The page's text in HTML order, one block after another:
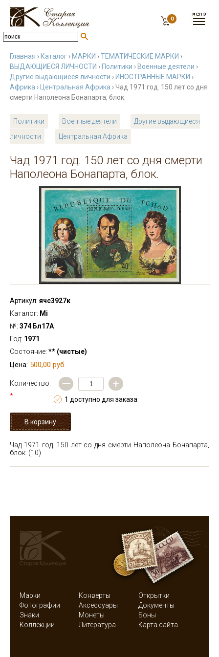
0
Главная › Каталог › МАРКИ ›ТЕМАТИЧЕСКИЕ МАРКИ ›
ВЫДАЮЩИЕСЯ ЛИЧНОСТИ › Политики › Военные деятели ›
Другие выдающиеся личности › ИНОСТРАННЫЕ МАРКИ ›
Африка › Центральная Африка › Чад 1971 год. 150 лет со дня
смерти Наполеона Бонапарта, блок.
Политики Военные деятели
Другие выдающиеся
личности
Центральная Африка
Чад 1971 год. 150 лет со дня смерти
Наполеона Бонапарта, блок.
Артикул: ячс3927к
Каталог: Mi
№: 374 Бл17А
Год: 1971
Состояние: ** (чистые)
Цена: 500,00 руб.
Количество:
*
— +
1 доступно для заказа
Чад 1971 год. 150 лет со дня смерти Наполеона Бонапарта,
блок. (10)
Марки Конверты
Открытки
Фотографии
Аксессуары
Документы
Знаки
Монеты
Боны
Коллекции
Литература Карта сайта